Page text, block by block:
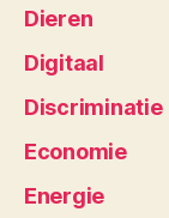
Dieren
Digitaal
Discriminatie
Economie
Energie